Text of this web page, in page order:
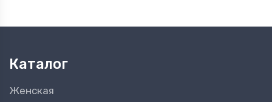
Каталог
Женская